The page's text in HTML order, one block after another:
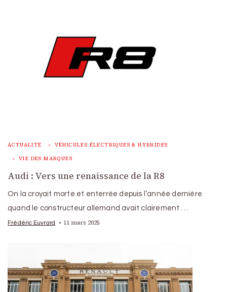
ACTUALITÉ VÉHICULES ÉLECTRIQUES & HYBRIDES
VIE DES MARQUES
Audi : Vers une renaissance de la R8
On la croyait morte et enterrée depuis l’année dernière
quand le constructeur allemand avait clairement …
Frédéric Euvrard 11 mars 2025